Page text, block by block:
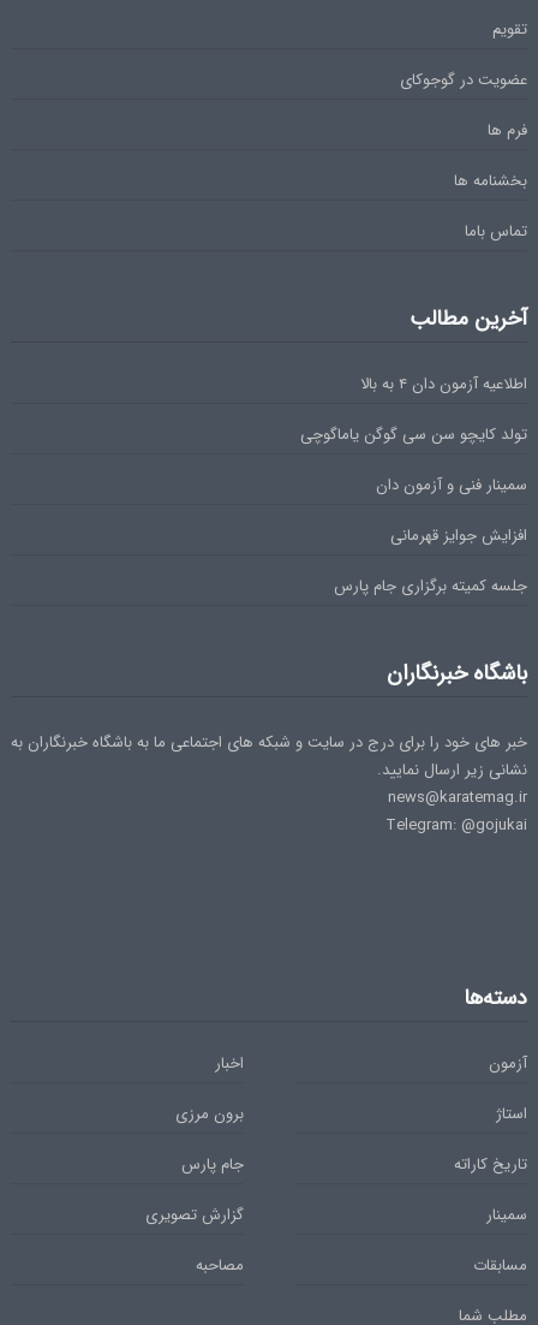
تقویم
عضویت در گوجوکای
فرم ها
بخشنامه ها
تماس باما
آخرین مطالب
اطلاعیه آزمون دان ۴ به بالا
تولد کایچو سن سی گوگن یاماگوچی
سمینار فنی و آزمون دان
افزایش جوایز قهرمانی
جلسه کمیته برگزاری جام پارس
باشگاه خبرنگاران
خبر های خود را برای درج در سایت و شبکه های اجتماعی ما به باشگاه خبرنگاران به
نشانی زیر ارسال نمایید.
news@karatemag.ir
Telegram: @gojukai
دسته‌ها
آزمون
اخبار
استاژ
برون مرزی
تاریخ کاراته
جام پارس
سمینار
گزارش تصویری
مسابقات
مصاحبه
مطلب شما